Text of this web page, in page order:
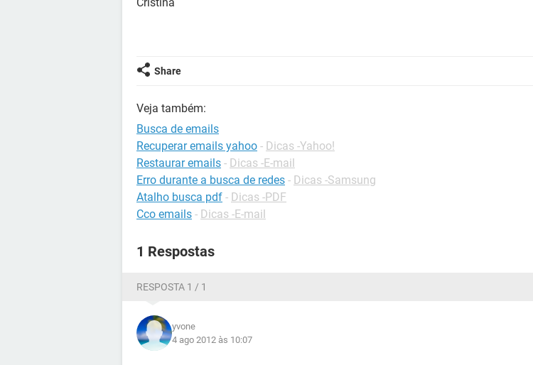
Share
Veja também:
Busca de emails
Recuperar emails yahoo - Dicas -Yahoo!
Restaurar emails - Dicas -E-mail
Erro durante a busca de redes - Dicas -Samsung
Atalho busca pdf - Dicas -PDF
Cco emails - Dicas -E-mail
1 Respostas
RESPOSTA 1 / 1
yvone
4 ago 2012 às 10:07